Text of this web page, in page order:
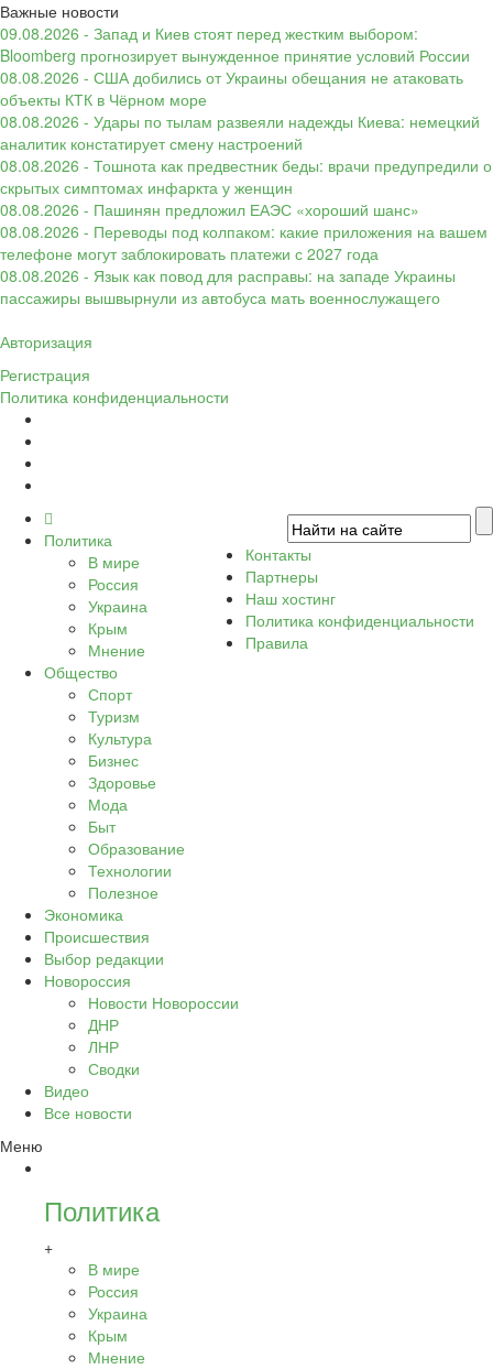
Важные новости
09.08.2026 - Запад и Киев стоят перед жестким выбором:
Bloomberg прогнозирует вынужденное принятие условий России
08.08.2026 - США добились от Украины обещания не атаковать
объекты КТК в Чёрном море
08.08.2026 - Удары по тылам развеяли надежды Киева: немецкий
аналитик констатирует смену настроений
08.08.2026 - Тошнота как предвестник беды: врачи предупредили о
скрытых симптомах инфаркта у женщин
08.08.2026 - Пашинян предложил ЕАЭС «хороший шанс»
08.08.2026 - Переводы под колпаком: какие приложения на вашем
телефоне могут заблокировать платежи с 2027 года
08.08.2026 - Язык как повод для расправы: на западе Украины
пассажиры вышвырнули из автобуса мать военнослужащего
Авторизация
Регистрация
Политика конфиденциальности
Политика
В мире
Россия
Украина
Крым
Мнение
Общество
Спорт
Туризм
Культура
Бизнес
Здоровье
Мода
Быт
Образование
Технологии
Полезное
Экономика
Происшествия
Выбор редакции
Новороссия
Новости Новороссии
ДНР
ЛНР
Сводки
Видео
Все новости
Меню
Политика
+
В мире
Россия
Украина
Крым
Мнение
Контакты
Партнеры
Наш хостинг
Политика конфиденциальности
Правила